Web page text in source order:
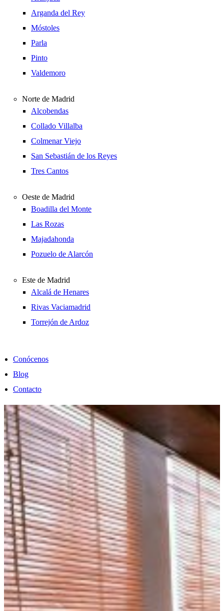
Arganda del Rey
Móstoles
Parla
Pinto
Valdemoro
Norte de Madrid
Alcobendas
Collado Villalba
Colmenar Viejo
San Sebastián de los Reyes
Tres Cantos
Oeste de Madrid
Boadilla del Monte
Las Rozas
Majadahonda
Pozuelo de Alarcón
Este de Madrid
Alcalá de Henares
Rivas Vaciamadrid
Torrejón de Ardoz
Conócenos
Blog
Contacto